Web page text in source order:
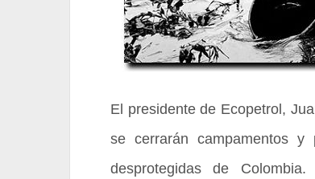
El presidente de Ecopetrol,
se cerrarán campamentos
desprotegidas de